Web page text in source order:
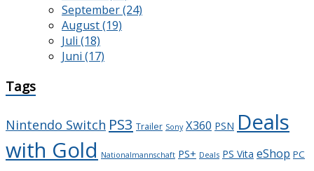
September (24)
August (19)
Juli (18)
Juni (17)
Tags
Nintendo Switch PS3 Trailer Sony X360 PSN Deals
with Gold Nationalmannschaft PS+ Deals PS Vita eShop PC